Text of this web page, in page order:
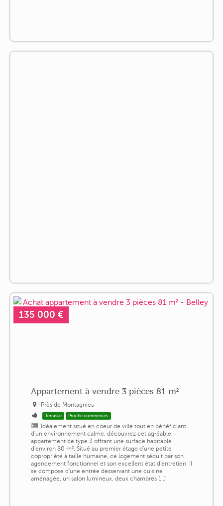
135 000 €
Appartement à vendre 3 pièces 81 m²
Près de Montagnieu
Terrasse Proche commerces
Idéalement situé en coeur de ville tout en bénéficiant
d'un environnement calme, découvrez cet agréable
appartement de type 3 offrant une surface habitable
d'environ 80 m². Situé au premier étage d'une petite
copropriété à taille humaine, ce logement séduit par son
agencement fonctionnel et son excellent état d'entretien. Il
se compose d'une entrée desservant une cuisine
aménagée, un salon lumineux, deux chambres [...]